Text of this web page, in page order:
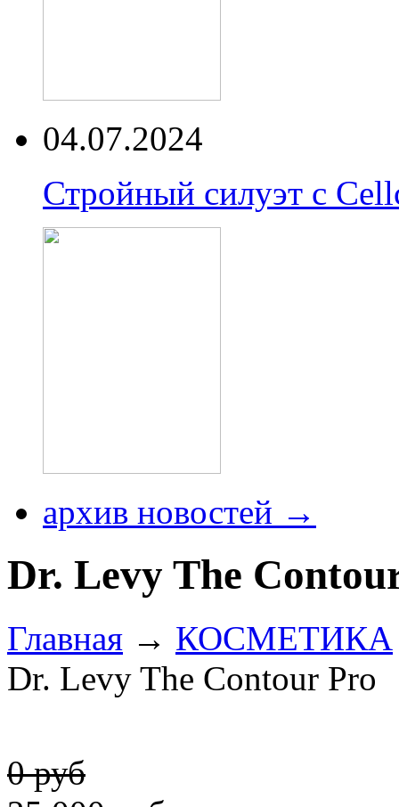
04.07.2024
Стройный силуэт с
архив новостей →
Dr. Levy The
Главная → КОСМЕТИКА
Dr. Levy The Contour Pro
0 руб